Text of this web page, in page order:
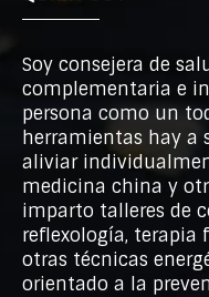
Soy consejera de
complementaria e
persona como un
herramientas hay a
aliviar
medicina china y
imparto talleres de
reflexología, terapia
otras técnicas
orientado a la